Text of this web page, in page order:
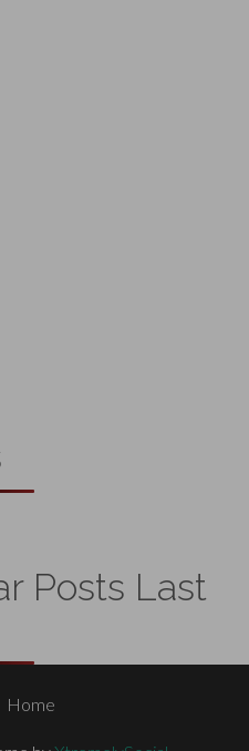
Posts Last
Home